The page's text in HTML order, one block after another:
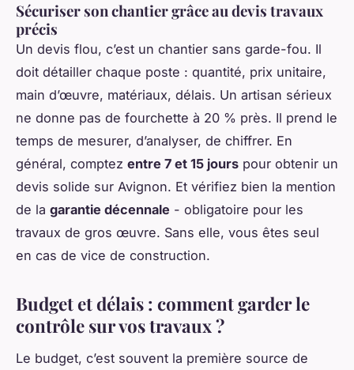
Sécuriser son chantier grâce au devis travaux
précis
Un devis flou, c’est un chantier sans garde-fou. Il
doit détailler chaque poste : quantité, prix unitaire,
main d’œuvre, matériaux, délais. Un artisan sérieux
ne donne pas de fourchette à 20 % près. Il prend le
temps de mesurer, d’analyser, de chiffrer. En
général, comptez entre 7 et 15 jours pour obtenir un
devis solide sur Avignon. Et vérifiez bien la mention
de la garantie décennale - obligatoire pour les
travaux de gros œuvre. Sans elle, vous êtes seul
en cas de vice de construction.
Budget et délais : comment garder le
contrôle sur vos travaux ?
Le budget, c’est souvent la première source de